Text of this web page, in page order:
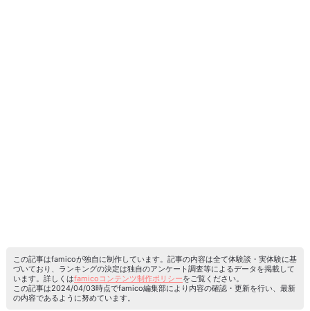
この記事はfamicoが独自に制作しています。記事の内容は全て体験談・実体験に基
づいており、ランキングの決定は独自のアンケート調査等によるデータを掲載して
います。詳しくはfamicoコンテンツ制作ポリシーをご覧ください。
この記事は2024/04/03時点でfamico編集部により内容の確認・更新を行い、最新
の内容であるように努めています。